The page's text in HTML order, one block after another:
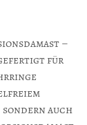
–
für
auch